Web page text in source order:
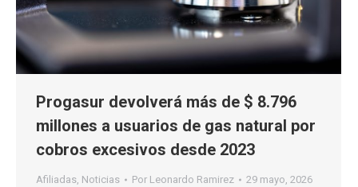
Progasur devolverá más de $ 8.796
millones a usuarios de gas natural por
cobros excesivos desde 2023
Afiliadas, Noticias Por Leonardo Ramirez 29 mayo, 2026